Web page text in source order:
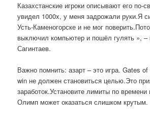
Казахстанские игроки описывают его по-
увидел 1000x, у меня задрожали руки.Я
Усть-Каменогорске и не мог
выключил компьютер и пошёл гулять », –
Сагинтаев.
Важно помнить: азарт – это игра. Gates
win не должен становиться целью.Это
заработок.Установите лимиты по
Олимп может оказаться слишком крутым.